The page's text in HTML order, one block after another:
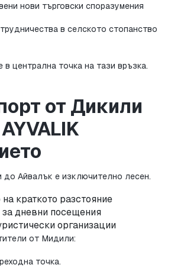
нови търговски споразумения
централна точка на тази връзка.
от Дикили
Айвалък е изключително лесен.
краткото разстояние
дневни посещения
организации
от Мидили:
точка.